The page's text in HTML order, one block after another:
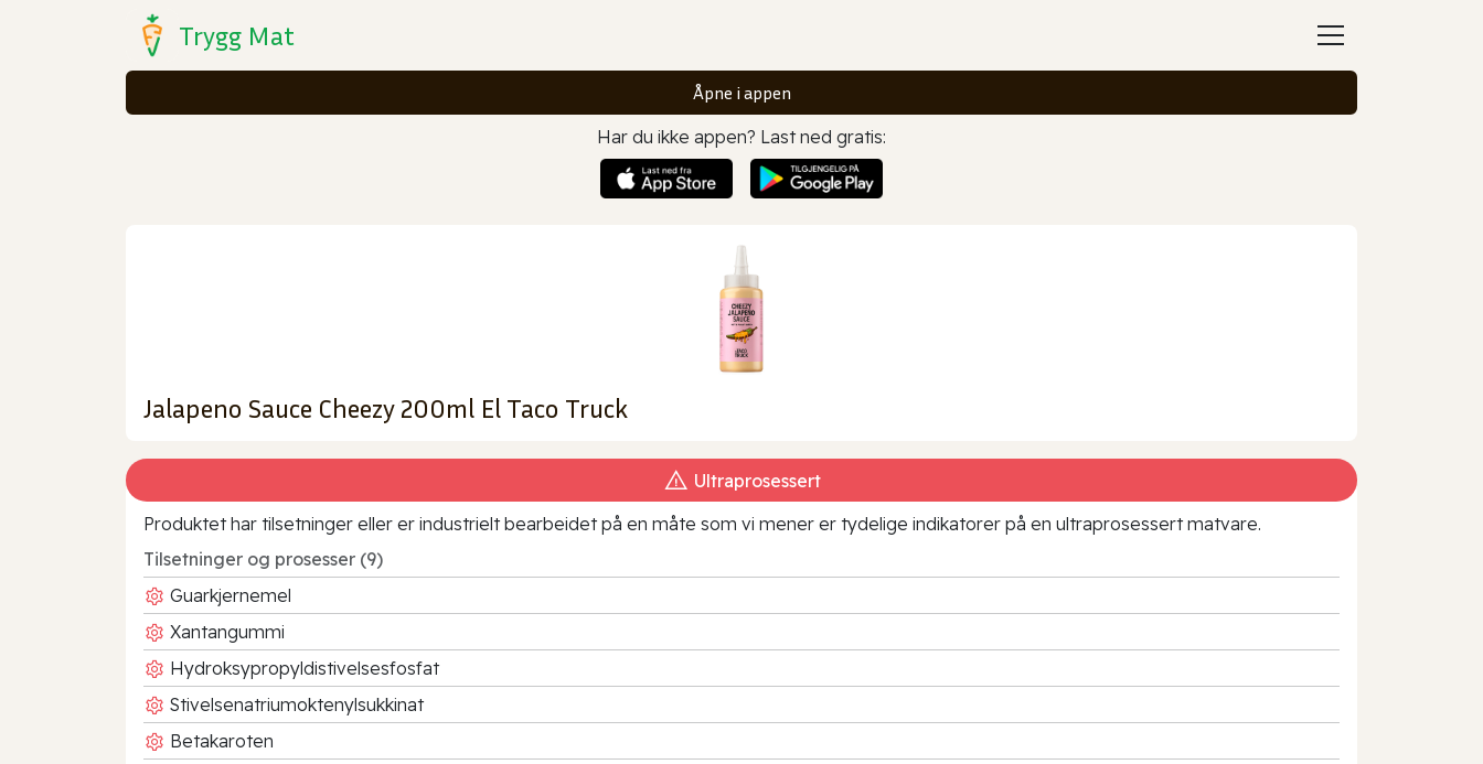
Trygg Mat
Åpne i appen
Har du ikke appen? Last ned gratis:
Jalapeno Sauce Cheezy 200ml El Taco Truck
Ultraprosessert
Produktet har tilsetninger eller er industrielt bearbeidet på en måte som vi mener er tydelige indikatorer på en ultraprosessert matvare.
Tilsetninger og prosesser (9)
Guarkjernemel
Xantangummi
Hydroksypropyldistivelsesfosfat
Stivelsenatriumoktenylsukkinat
Betakaroten